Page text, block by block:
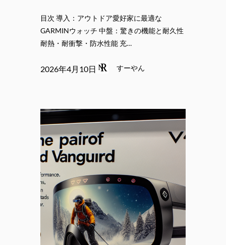
目次 導入：アウトドア愛好家に最適な
GARMINウォッチ 中盤：驚きの機能と耐久性
耐熱・耐衝撃・防水性能 充…
2026年4月10日 すーやん